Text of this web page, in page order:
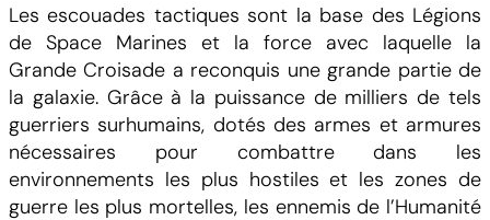
Les escouades tactiques sont la base des Légions
de Space Marines et la force avec laquelle la
Grande Croisade a reconquis une grande partie de
la galaxie. Grâce à la puissance de milliers de tels
guerriers surhumains, dotés des armes et armures
nécessaires pour combattre dans les
environnements les plus hostiles et les zones de
guerre les plus mortelles, les ennemis de l’Humanité